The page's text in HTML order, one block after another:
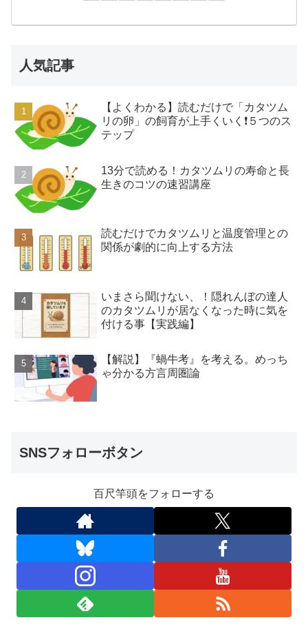
人気記事
【よくわかる】読むだけで「カタツム
リの卵」の飼育が上手くいく❗️５つのス
テップ
13分で読める！カタツムリの寿命と長
生きのコツの速習講座
読むだけでカタツムリと温度管理との
関係が劇的に向上する方法
いまさら聞けない、！隠れんぼの達人
のカタツムリが居なくなった時に気を
付ける事【実践編】
【解説】『蝸牛考』を考える。めっち
ゃ分かる方言周圏論
SNSフォローボタン
百尺竿頭をフォローする